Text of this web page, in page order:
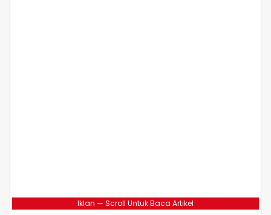
Iklan — Scroll Untuk Baca Artikel